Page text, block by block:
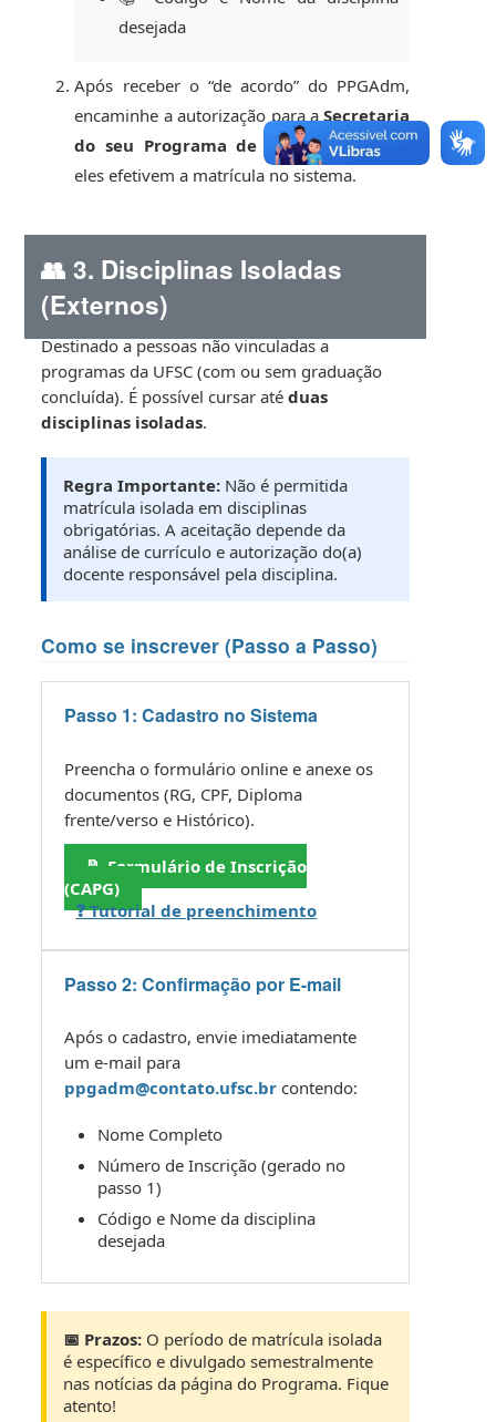
desejada
Após receber o “de acordo” do PPGAdm,
encaminhe a autorização para aSecretaria
do seu Programa de origem para que
eles efetivem a matrícula no sistema.
👥 3. Disciplinas Isoladas
(Externos)
Destinado a pessoas não vinculadas a
programas da UFSC (com ou sem graduação
concluída). É possível cursar atéduas
disciplinas isoladas.
Regra Importante: Não é permitida
matrícula isolada em disciplinas
obrigatórias. A aceitação depende da
análise de currículo e autorização do(a)
docente responsável pela disciplina.
Como se inscrever (Passo a Passo)
Passo 1: Cadastro no Sistema
Preencha o formulário online e anexe os
documentos (RG, CPF, Diploma
frente/verso e Histórico).
📝 Formulário de Inscrição
(CAPG)
❓ Tutorial de preenchimento
Passo 2: Confirmação por E-mail
Após o cadastro, envie imediatamente
um e-mail para
ppgadm@contato.ufsc.br contendo:
Nome Completo
Número de Inscrição (gerado no
passo 1)
Código e Nome da disciplina
desejada
📅 Prazos: O período de matrícula isolada
é específico e divulgado semestralmente
nas notícias da página do Programa. Fique
atento!